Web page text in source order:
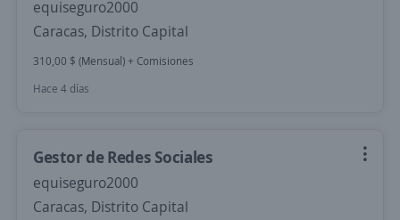
equiseguro2000
Caracas, Distrito Capital
310,00 $ (Mensual) + Comisiones
Hace 4 días
Gestor de Redes Sociales
equiseguro2000
Caracas, Distrito Capital